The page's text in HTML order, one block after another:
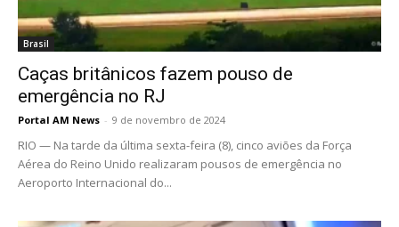
Brasil
Caças britânicos fazem pouso de
emergência no RJ
Portal AM News - 9 de novembro de 2024
RIO — Na tarde da última sexta-feira (8), cinco aviões da Força
Aérea do Reino Unido realizaram pousos de emergência no
Aeroporto Internacional do...